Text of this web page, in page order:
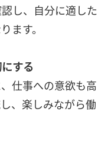
し、自分に適した
ます。
する
仕事への意欲も高
、楽しみながら働